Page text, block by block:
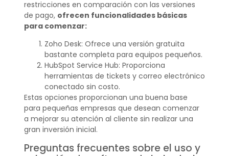
restricciones en comparación con las versiones
de pago, ofrecen funcionalidades básicas
para comenzar:
Zoho Desk: Ofrece una versión gratuita
bastante completa para equipos pequeños.
HubSpot Service Hub: Proporciona
herramientas de tickets y correo electrónico
conectado sin costo.
Estas opciones proporcionan una buena base
para pequeñas empresas que desean comenzar
a mejorar su atención al cliente sin realizar una
gran inversión inicial.
Preguntas frecuentes sobre el uso y